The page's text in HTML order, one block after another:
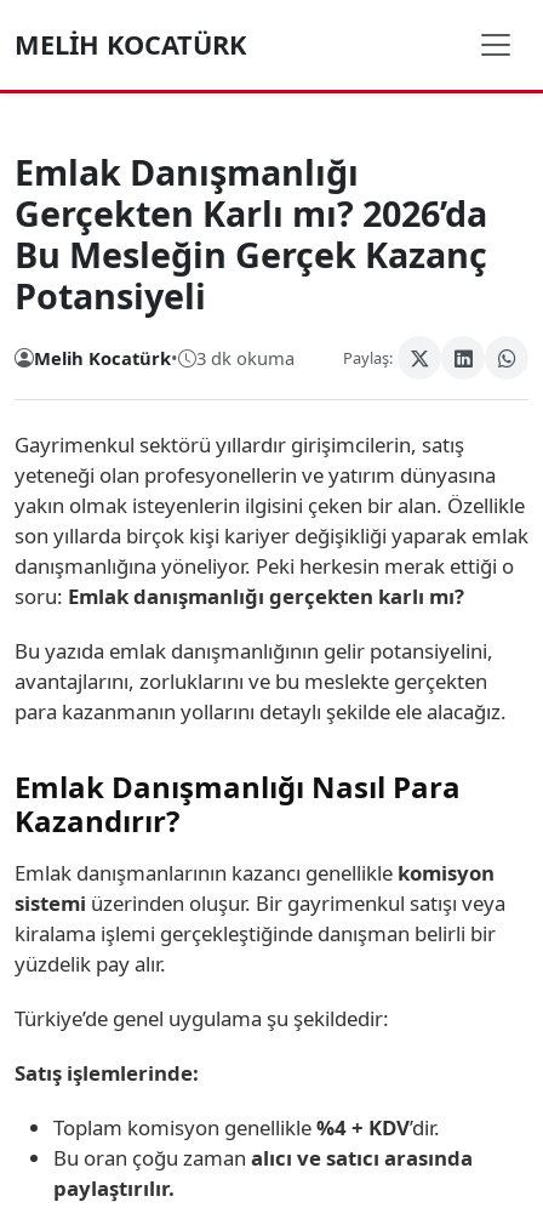
MELIH KOCATÜRK
Emlak Danışmanlığı
Gerçekten Karlı mı? 2026’da
Bu Mesleğin Gerçek Kazanç
Potansiyeli
Melih Kocatürk• 3 dk okuma Paylaş:
Gayrimenkul sektörü yıllardır girişimcilerin, satış
yeteneği olan profesyonellerin ve yatırım dünyasına
yakın olmak isteyenlerin ilgisini çeken bir alan. Özellikle
son yıllarda birçok kişi kariyer değişikliği yaparak emlak
danışmanlığına yöneliyor. Peki herkesin merak ettiği o
soru: Emlak danışmanlığı gerçekten karlı mı?
Bu yazıda emlak danışmanlığının gelir potansiyelini,
avantajlarını, zorluklarını ve bu meslekte gerçekten
para kazanmanın yollarını detaylı şekilde ele alacağız.
Emlak Danışmanlığı Nasıl Para
Kazandırır?
Emlak danışmanlarının kazancı genellikle komisyon
sistemi üzerinden oluşur. Bir gayrimenkul satışı veya
kiralama işlemi gerçekleştiğinde danışman belirli bir
yüzdelik pay alır.
Türkiye’de genel uygulama şu şekildedir:
Satış işlemlerinde:
Toplam komisyon genellikle%4 + KDV’dir.
Bu oran çoğu zaman alıcı ve satıcı arasında
paylaştırılır.